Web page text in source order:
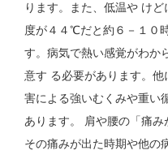
ります。また、低温や け
度が４４℃だと約６－１０
す。病気で熱い感覚がわか
意す る必要があります。
害による強いむくみや重い
あります。 肩や腰の「痛み
その痛みが出た時期や他の